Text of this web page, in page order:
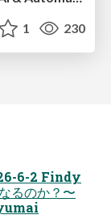
1 230
6-2 Findy
るのか？〜